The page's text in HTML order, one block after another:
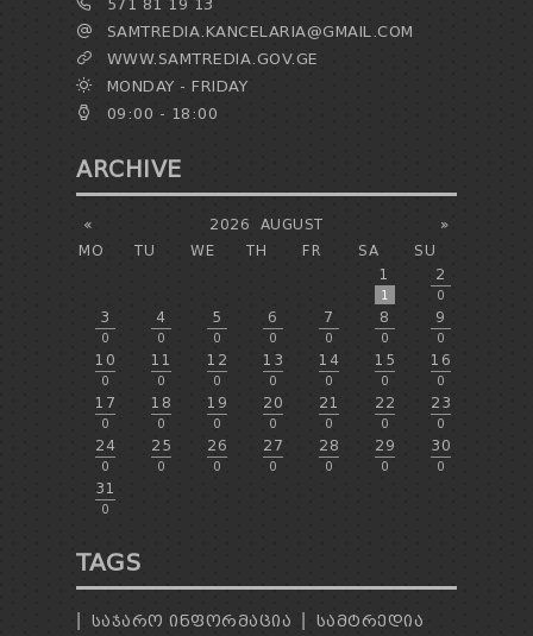
571 81 19 13
SAMTREDIA.KANCELARIA@GMAIL.COM
WWW.SAMTREDIA.GOV.GE
MONDAY - FRIDAY
09:00 - 18:00
ARCHIVE
« »
2026
AUGUST
MO
TU WE TH FR SA
SU
1
1
2
0
3
0
4
0
5
0
6
0
7
0
8
0
9
0
10
0
11
0
12
0
13
0
14
0
15
0
16
0
17
0
18
0
19
0
20
0
21
0
22
0
23
0
24
0
25
0
26
0
27
0
28
0
29
0
30
0
31
0
TAGS
ᲡᲐᲯᲐᲠᲝ ᲘᲜᲤᲝᲠᲛᲐᲪᲘᲐ
ᲡᲐᲛᲢᲠᲔᲓᲘᲐ